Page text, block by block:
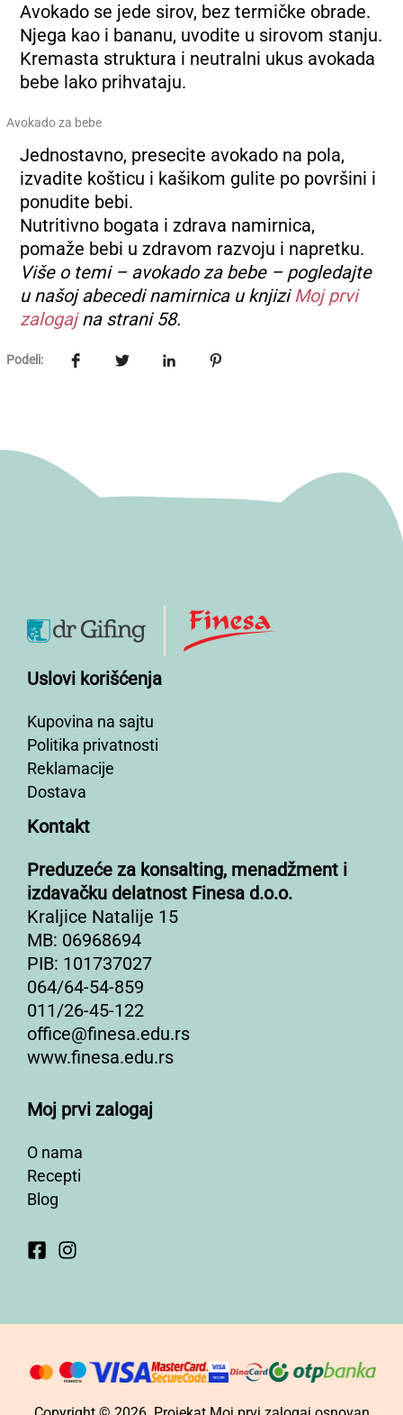
Avokado se jede sirov, bez termičke obrade.
Njega kao i bananu, uvodite u sirovom stanju.
Kremasta struktura i neutralni ukus avokada
bebe lako prihvataju.
Avokado za bebe
Jednostavno, presecite avokado na pola,
izvadite košticu i kašikom gulite po površini i
ponudite bebi.
Nutritivno bogata i zdrava namirnica,
pomaže bebi u zdravom razvoju i napretku.
Više o temi – avokado za bebe – pogledajte
u našoj abecedi namirnica u knjizi Moj prvi
zalogajna strani 58.
Podeli:
Uslovi korišćenja
Kupovina na sajtu
Politika privatnosti
Reklamacije
Dostava
Kontakt
Preduzeće za konsalting, menadžment i
izdavačku delatnost Finesa d.o.o.
Kraljice Natalije 15
MB: 06968694
PIB: 101737027
064/64-54-859
011/26-45-122
office@finesa.edu.rs
www.finesa.edu.rs
Moj prvi zalogaj
O nama
Recepti
Blog